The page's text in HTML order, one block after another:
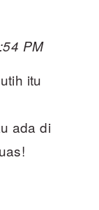
PM
itu
ada di